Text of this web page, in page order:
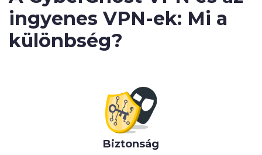
ingyenes VPN-ek: Mi a
különbség?
Biztonság